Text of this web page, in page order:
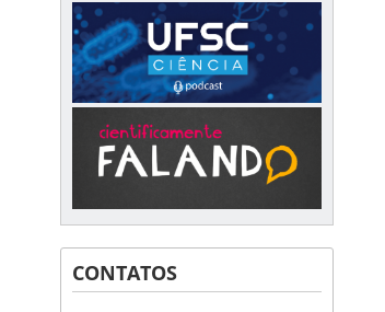
CONTATOS